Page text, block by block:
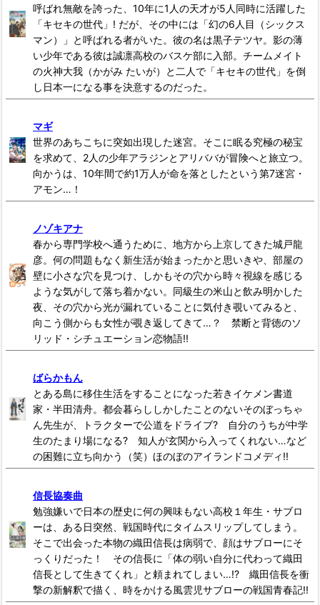
呼ばれ無敵を誇った、10年に1人の天才が5人同時に活躍した
「キセキの世代」! だが、その中には「幻の6人目（シックス
マン）」と呼ばれる者がいた。彼の名は黒子テツヤ。影の薄
い少年である彼は誠凛高校のバスケ部に入部。チームメイト
の火神大我（かがみ たいが）と二人で「キセキの世代」を倒
し日本一になる事を決意するのだった。
マギ
世界のあちこちに突如出現した迷宮。そこに眠る究極の秘宝
を求めて、2人の少年アラジンとアリババが冒険へと旅立つ。
向かうは、10年間で約1万人が命を落としたという第7迷宮・
アモン…！
ノゾキアナ
春から専門学校へ通うために、地方から上京してきた城戸龍
彦。何の問題もなく新生活が始まったかと思いきや、部屋の
壁に小さな穴を見つけ、しかもその穴から時々視線を感じる
ような気がして落ち着かない。同級生の米山と飲み明かした
夜、その穴から光が漏れていることに気付き覗いてみると、
向こう側からも女性が覗き返してきて…？ 禁断と背徳のソ
リッド・シチュエーション恋物語!!
ばらかもん
とある島に移住生活をすることになった若きイケメン書道
家・半田清舟。都会暮らししかしたことのないそのぼっちゃ
ん先生が、トラクターで公道をドライブ? 自分のうちが中学
生のたまり場になる? 知人が玄関から入ってくれない…など
の困難に立ち向かう（笑）ほのぼのアイランドコメディ!!
信長協奏曲
勉強嫌いで日本の歴史に何の興味もない高校１年生・サブロ
ーは、ある日突然、戦国時代にタイムスリップしてしまう。
そこで出会った本物の織田信長は病弱で、顔はサブローにそ
っくりだった！ その信長に「体の弱い自分に代わって織田
信長として生きてくれ」と頼まれてしまい…!? 織田信長を衝
撃の新解釈で描く、時をかける風雲児サブローの戦国青春記!!